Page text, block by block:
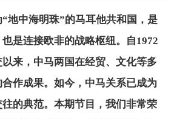
地中海明珠”的马耳他共和国，是
是连接欧非的战略枢纽。自1972
来，中马两国在经贸、文化等多
作成果。如今，中马关系已成为
的典范。本期节目，我们非常荣